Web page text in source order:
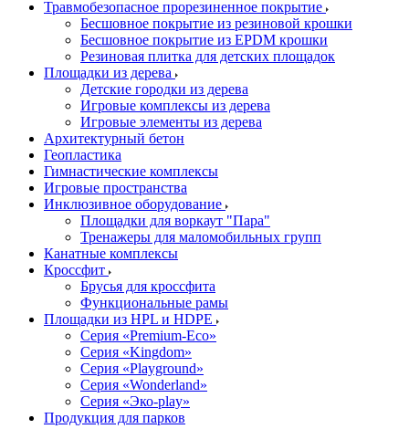
Травмобезопасное прорезиненное покрытие
Бесшовное покрытие из резиновой крошки
Бесшовное покрытие из EPDM крошки
Резиновая плитка для детских площадок
Площадки из дерева
Детские городки из дерева
Игровые комплексы из дерева
Игровые элементы из дерева
Архитектурный бетон
Геопластика
Гимнастические комплексы
Игровые пространства
Инклюзивное оборудование
Площадки для воркаут "Пара"
Тренажеры для маломобильных групп
Канатные комплексы
Кроссфит
Брусья для кроссфита
Функциональные рамы
Площадки из HPL и HDPE
Серия «Premium-Eco»
Серия «Kingdom»
Серия «Playground»
Серия «Wonderland»
Серия «Эко-play»
Продукция для парков